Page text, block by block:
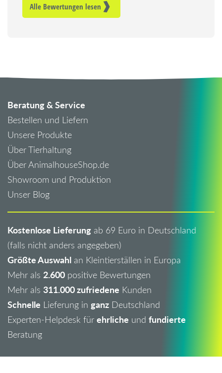
Alle Bewertungen lesen
Beratung & Service
Bestellen und Liefern
Unsere Produkte
Über Tierhaltung
Über AnimalhouseShop.de
Showroom und Produktion
Unser Blog
Kostenlose Lieferung ab 69 Euro in Deutschland
(falls nicht anders angegeben)
Größte Auswahl an Kleintierställen in Europa
Mehr als 2.600 positive Bewertungen
Mehr als 311.000 zufriedene Kunden
Schnelle Lieferung in ganz Deutschland
Experten-Helpdesk für ehrliche und fundierte
Beratung